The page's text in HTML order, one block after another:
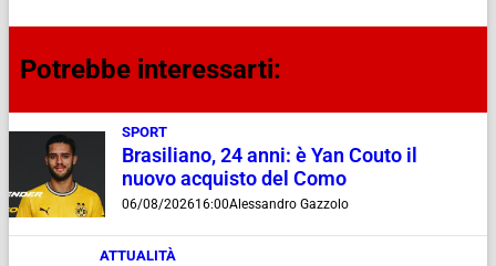
Potrebbe interessarti:
SPORT
Brasiliano, 24 anni: è Yan Couto il
nuovo acquisto del Como
06/08/202616:00Alessandro Gazzolo
ATTUALITÀ